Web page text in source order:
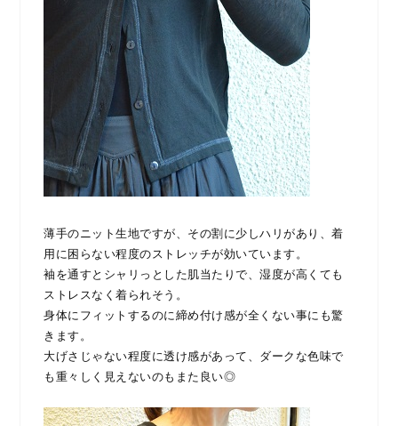
薄手のニット生地ですが、その割に少しハリがあり、着
用に困らない程度のストレッチが効いています。
袖を通すとシャリっとした肌当たりで、湿度が高くても
ストレスなく着られそう。
身体にフィットするのに締め付け感が全くない事にも驚
きます。
大げさじゃない程度に透け感があって、ダークな色味で
も重々しく見えないのもまた良い◎